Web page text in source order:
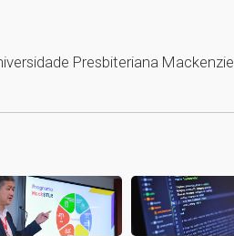
Presbiteriana Mackenzie
1